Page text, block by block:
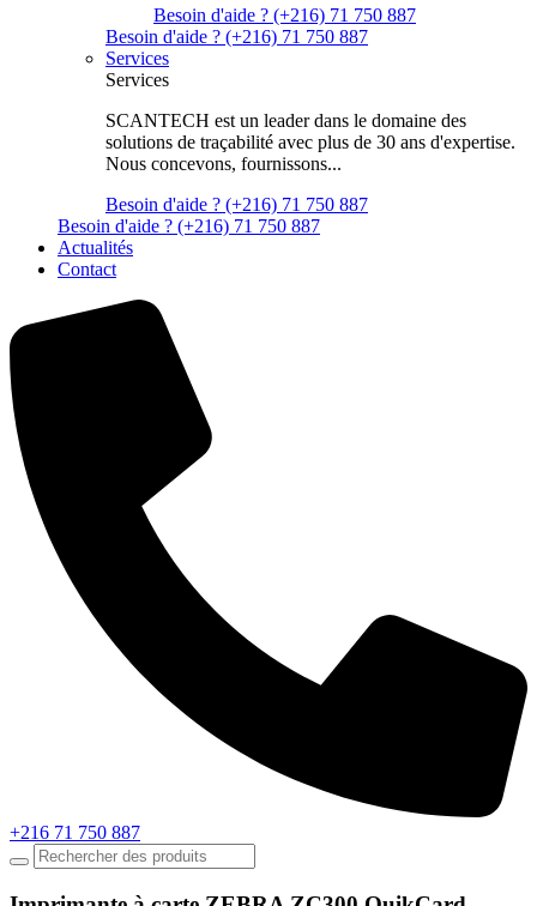
Besoin d'aide ? (+216) 71 750 887
Besoin d'aide ? (+216) 71 750 887
Services
Services
SCANTECH est un leader dans le domaine des
solutions de traçabilité avec plus de 30 ans d'expertise.
Nous concevons, fournissons...
Besoin d'aide ? (+216) 71 750 887
Besoin d'aide ? (+216) 71 750 887
Actualités
Contact
+216 71 750 887